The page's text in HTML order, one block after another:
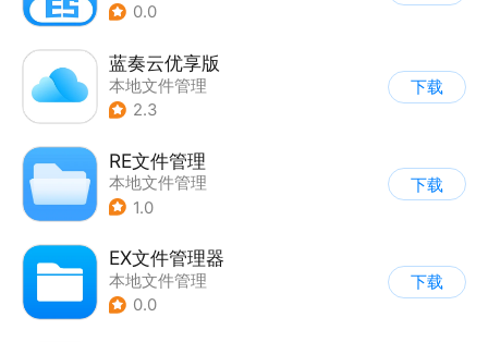
0.0
蓝奏云优享版
本地文件管理
2.3
下载
RE文件管理
本地文件管理
1.0
下载
EX文件管理器
本地文件管理
0.0
下载